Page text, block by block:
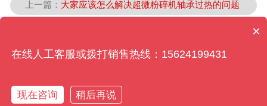
上一篇： 大家应该怎么解决超微粉碎机轴承过热的问题
返回列表
热线电话 短信联系
×
在线人工客服或拨打销售热线：15624199431
现在咨询 稍后再说